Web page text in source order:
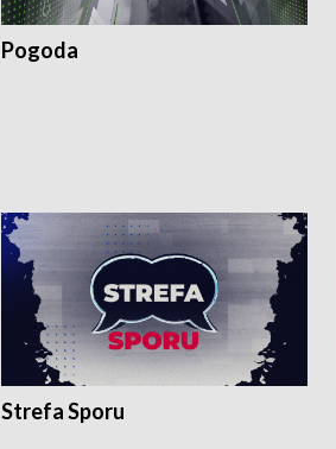
Pogoda
Strefa Sporu